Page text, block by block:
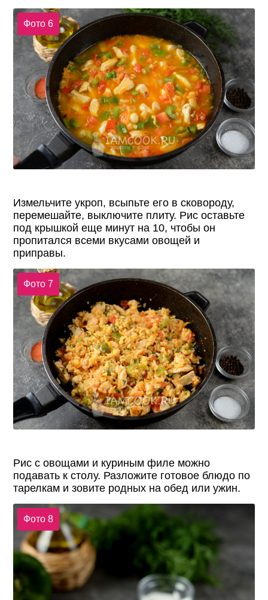
Фото 6
Измельчите укроп, всыпьте его в сковороду,
перемешайте, выключите плиту. Рис оставьте
под крышкой еще минут на 10, чтобы он
пропитался всеми вкусами овощей и
приправы.
Фото 7
Рис с овощами и куриным филе можно
подавать к столу. Разложите готовое блюдо по
тарелкам и зовите родных на обед или ужин.
Фото 8